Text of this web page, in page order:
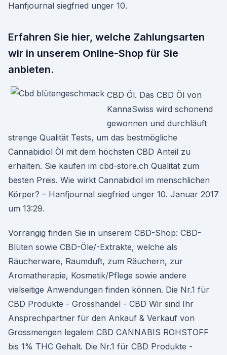
Hanfjournal siegfried unger 10.
Erfahren Sie hier, welche Zahlungsarten
wir in unserem Online-Shop für Sie
anbieten.
CBD Öl. Das CBD Öl von
KannaSwiss wird schonend
gewonnen und durchläuft
strenge Qualität Tests, um das bestmögliche
Cannabidiol Öl mit dem höchsten CBD Anteil zu
erhalten. Sie kaufen im cbd-store.ch Qualität zum
besten Preis. Wie wirkt Cannabidiol im menschlichen
Körper? – Hanfjournal siegfried unger 10. Januar 2017
um 13:29.
Vorrangig finden Sie in unserem CBD-Shop: CBD-
Blüten sowie CBD-Öle/-Extrakte, welche als
Räucherware, Raumduft, zum Räuchern, zur
Aromatherapie, Kosmetik/Pflege sowie andere
vielseitige Anwendungen finden können. Die Nr.1 für
CBD Produkte - Grosshandel - CBD Wir sind Ihr
Ansprechpartner für den Ankauf & Verkauf von
Grossmengen legalem CBD CANNABIS ROHSTOFF
bis 1% THC Gehalt. Die Nr.1 für CBD Produkte -